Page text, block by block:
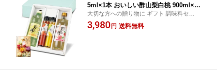
5ml×1本 おいしい酢山梨白桃 900ml×1
本 おいしいとまとドレッシング 200ml×
1本 おいしいとうもろこしドレッシング
大切な方への贈り物に ギフト 調味料セット
箱入り のし対応 お中元 御中元夏のドレッ
シングBセット2026 酢 お酢 調味料 お中元
3,980円 送料無料